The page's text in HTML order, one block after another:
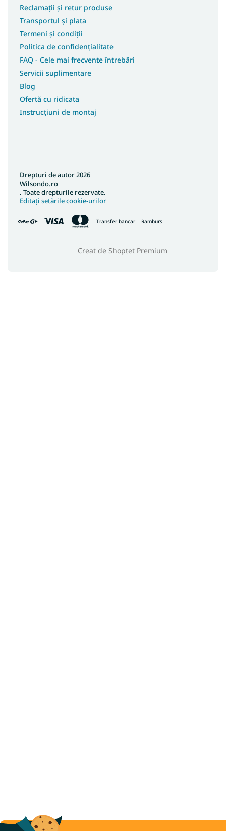
Reclamații și retur produse
Transportul și plata
Termeni și condiții
Politica de confidențialitate
FAQ - Cele mai frecvente întrebări
Servicii suplimentare
Blog
Ofertă cu ridicata
Instrucțiuni de montaj
Transfer bancar Ramburs
Creat de Shoptet Premium
Drepturi de autor 2026
Wilsondo.ro
. Toate drepturile rezervate.
Editați setările cookie-urilor